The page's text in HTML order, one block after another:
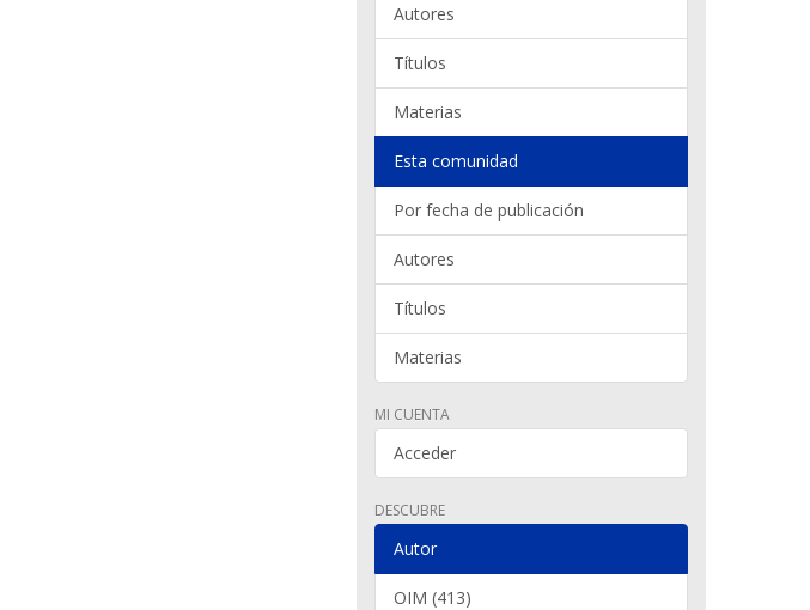
Autores
Títulos
Materias
Esta comunidad
Por fecha de publicación
Autores
Títulos
Materias
MI CUENTA
Acceder
DESCUBRE
Autor
OIM (413)